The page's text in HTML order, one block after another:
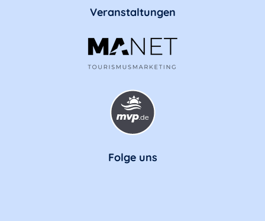
Veranstaltungen
Folge uns